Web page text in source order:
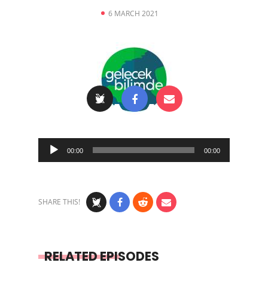
6 MARCH 2021
Audio
Player
00:00 00:00
SHARE THIS!
RELATED EPISODES